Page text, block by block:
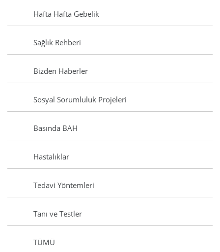
Hafta Hafta Gebelik
Sağlık Rehberi
Bizden Haberler
Sosyal Sorumluluk Projeleri
Basında BAH
Hastalıklar
Tedavi Yöntemleri
Tanı ve Testler
TÜMÜ